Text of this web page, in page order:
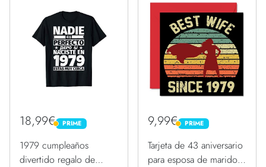
18,99€ PRIME
PRIME
1979 cumpleaños
divertido regalo de
9,99€ PRIME
PRIME
Tarjeta de 43 aniversario
para esposa de marido,